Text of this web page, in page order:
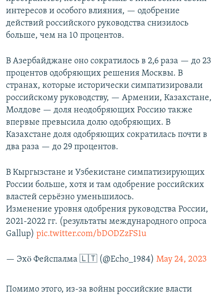
интересов и особого влияния, — одобрение
действий российского руководства снизилось
больше, чем на 10 процентов.
В Азербайджане оно сократилось в 2,6 раза — до 23
процентов одобряющих решения Москвы. В
странах, которые исторически симпатизировали
российскому руководству, — Армении, Казахстане,
Молдове — доля неодобряющих Россию также
впервые превысила долю одобряющих. В
Казахстане доля одобряющих сократилась почти в
два раза — до 29 процентов.
В Кыргызстане и Узбекистане симпатизирующих
России больше, хотя и там одобрение российских
властей серьёзно уменьшилось.
Изменение уровня одобрения руководства России,
2021-2022 гг. (результаты международного опроса
Gallup) pic.twitter.com/bDODZzFS1u
— Эхö Фейспалма 🇱🇹 (@Echo_1984) May 24, 2023
Помимо этого, из-за войны российские власти